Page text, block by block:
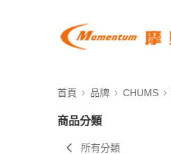
首頁 品牌 CHUMS
商品分類
所有分類